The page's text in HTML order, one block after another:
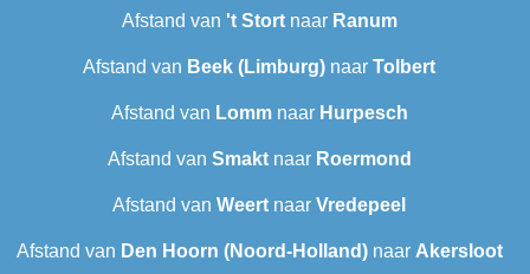
Afstand van 't Stortnaar Ranum
Afstand van Beek (Limburg) naar Tolbert
Afstand van Lommnaar Hurpesch
Afstand van Smaktnaar Roermond
Afstand van Weert naar Vredepeel
Afstand van Den Hoorn (Noord-Holland)naar Akersloot